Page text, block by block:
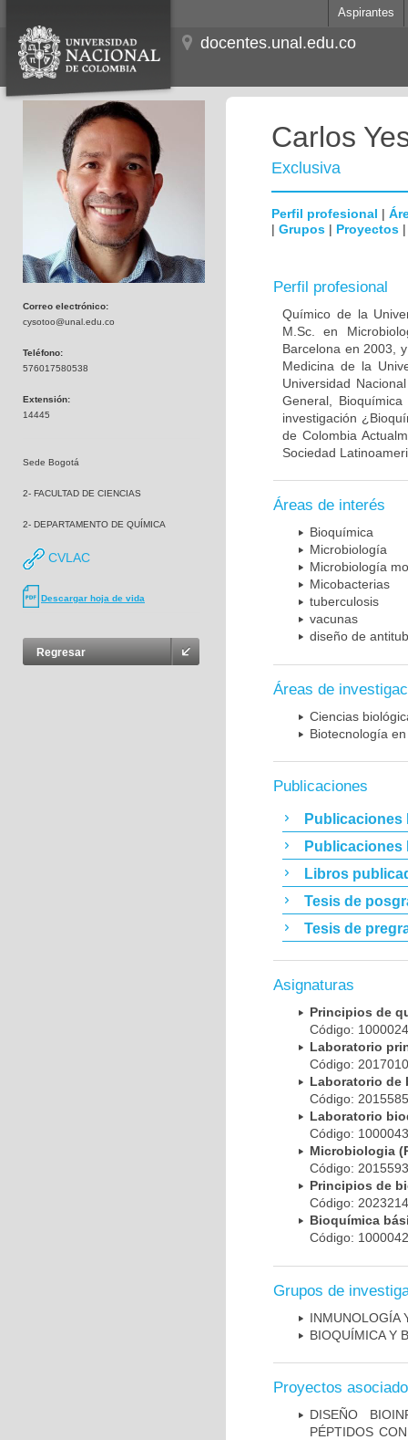
Aspirantes
docentes.unal.edu.co
Correo electrónico:
cysotoo@unal.edu.co
Teléfono:
576017580538
Extensión:
14445
Sede Bogotá
2- FACULTAD DE CIENCIAS
2- DEPARTAMENTO DE QUÍMICA
CVLAC
Descargar hoja de vida
Regresar
Carlos
Exclusiva
Perfil profesional |
| Grupos | Proyectos
Perfil profesional
Químico de la
M.Sc. en
Barcelona en 2003,
Medicina de la
Universidad
General,
investigación
de Colombia
Sociedad
Áreas de interés
Bioquímica
Microbiología
Microbiología
Micobacterias
tuberculosis
vacunas
diseño de
Áreas de
Ciencias
Biotecnología
Publicaciones
Publicaciones
Publicaciones
Libros
Tesis de
Tesis de
Asignaturas
Principios de
Código:
Laboratorio
Código:
Laboratorio de
Código:
Laboratorio
Código:
Microbiologia
Código:
Principios de
Código:
Bioquímica
Código:
Grupos de
INMUNOLOGÍA
BIOQUÍMICA Y
Proyectos
DISEÑO
PÉPTIDOS